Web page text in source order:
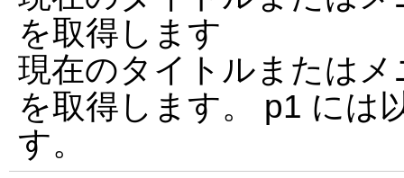
を取得します
現在のタイトルまたは
を取得します。 p1 には
す。